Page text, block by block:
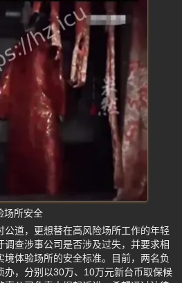
场所安全
公道，更想替在高风险场所工作的年轻
调查涉事公司是否涉及过失，并要求相
体验场所的安全标准。目前，两名负
办，分别以30万、10万元新台币取保候